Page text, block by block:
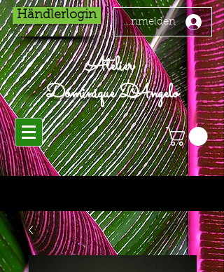
Händlerlogin
Anmelden
Atelier
Dominique D'Angelo